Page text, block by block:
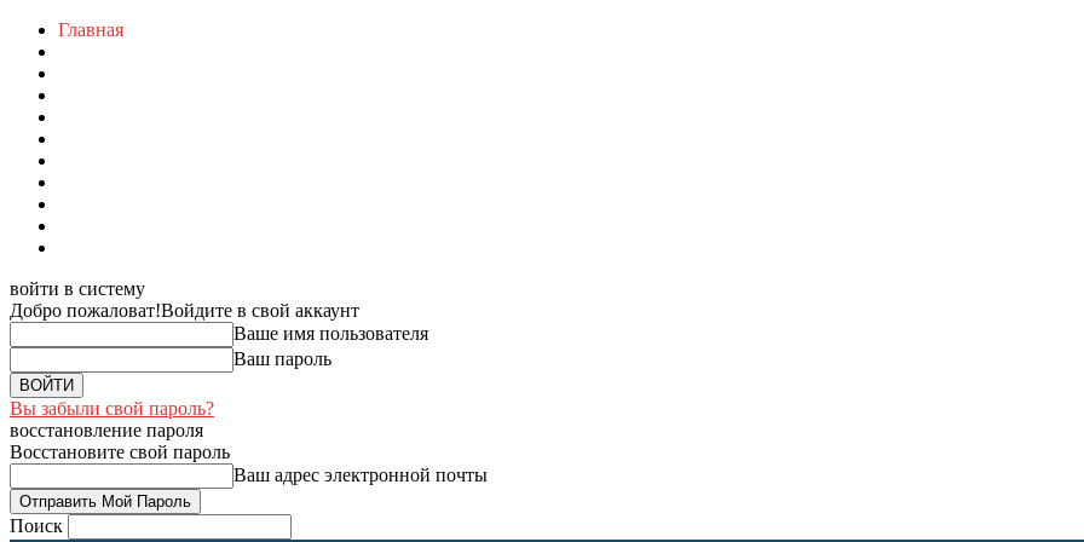
Главная
войти в систему
Добро пожаловат!Войдите в свой аккаунт
Ваше имя пользователя
Ваш пароль
Вы забыли свой пароль?
восстановление пароля
Восстановите свой пароль
Ваш адрес электронной почты
Поиск